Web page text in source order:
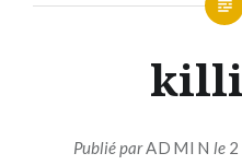
Publié parADMIN le